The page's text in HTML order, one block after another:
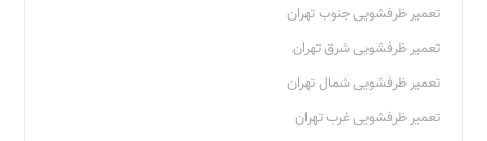
تعمیر ظرفشویی جنوب تهران
تعمیر ظرفشویی شرق تهران
تعمیر ظرفشویی شمال تهران
تعمیر ظرفشویی غرب تهران